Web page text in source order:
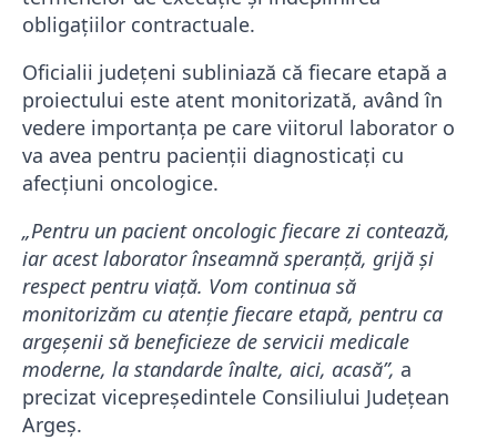
obligațiilor contractuale.
Oficialii județeni subliniază că fiecare etapă a
proiectului este atent monitorizată, având în
vedere importanța pe care viitorul laborator o
va avea pentru pacienții diagnosticați cu
afecțiuni oncologice.
„Pentru un pacient oncologic fiecare zi contează,
iar acest laborator înseamnă speranță, grijă și
respect pentru viață. Vom continua să
monitorizăm cu atenție fiecare etapă, pentru ca
argeșenii să beneficieze de servicii medicale
moderne, la standarde înalte, aici, acasă”, a
precizat vicepreședintele Consiliului Județean
Argeș.